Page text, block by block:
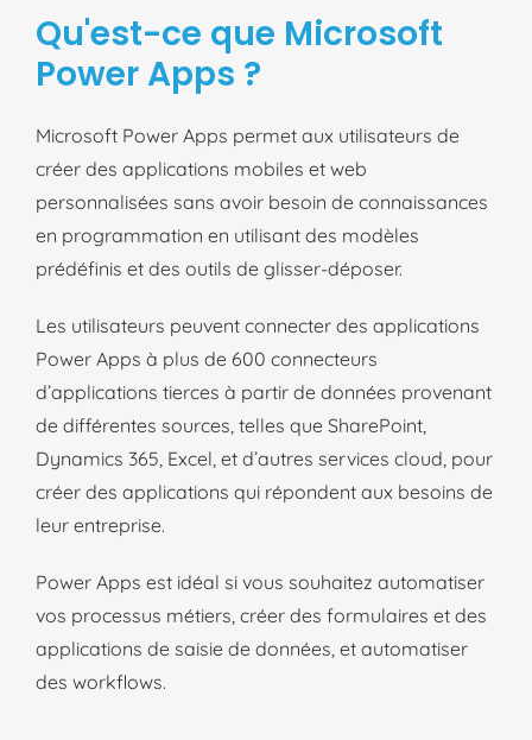
Qu'est-ce que Microsoft
Power Apps ?
Microsoft Power Apps permet aux utilisateurs de
créer des applications mobiles et web
personnalisées sans avoir besoin de connaissances
en programmation en utilisant des modèles
prédéfinis et des outils de glisser-déposer.
Les utilisateurs peuvent connecter des applications
Power Apps à plus de 600 connecteurs
d’applications tierces à partir de données provenant
de différentes sources, telles que SharePoint,
Dynamics 365, Excel, et d’autres services cloud, pour
créer des applications qui répondent aux besoins de
leur entreprise.
Power Apps est idéal si vous souhaitez automatiser
vos processus métiers, créer des formulaires et des
applications de saisie de données, et automatiser
des workflows.